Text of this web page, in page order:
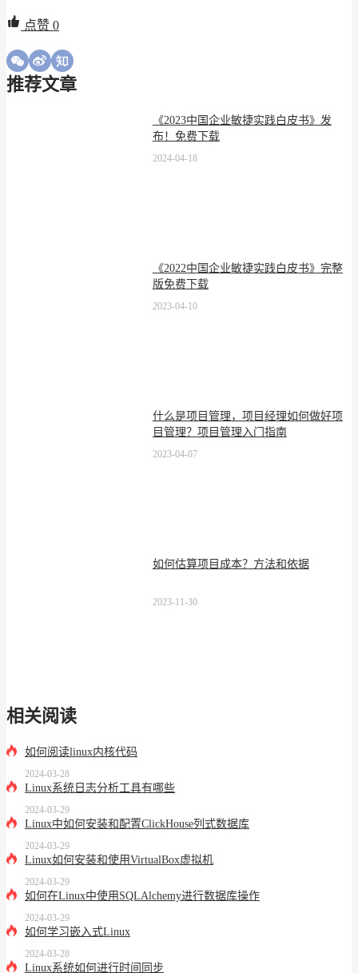
点赞 0
推荐文章
《2023中国企业敏捷实践白皮书》发
布！免费下载
2024-04-18
《2022中国企业敏捷实践白皮书》完整
版免费下载
2023-04-10
什么是项目管理，项目经理如何做好项
目管理？项目管理入门指南
2023-04-07
如何估算项目成本？方法和依据
2023-11-30
相关阅读
如何阅读linux内核代码
2024-03-28
Linux系统日志分析工具有哪些
2024-03-29
Linux中如何安装和配置ClickHouse列式数据库
2024-03-29
Linux如何安装和使用VirtualBox虚拟机
2024-03-29
如何在Linux中使用SQLAlchemy进行数据库操作
2024-03-29
如何学习嵌入式Linux
2024-03-28
Linux系统如何进行时间同步